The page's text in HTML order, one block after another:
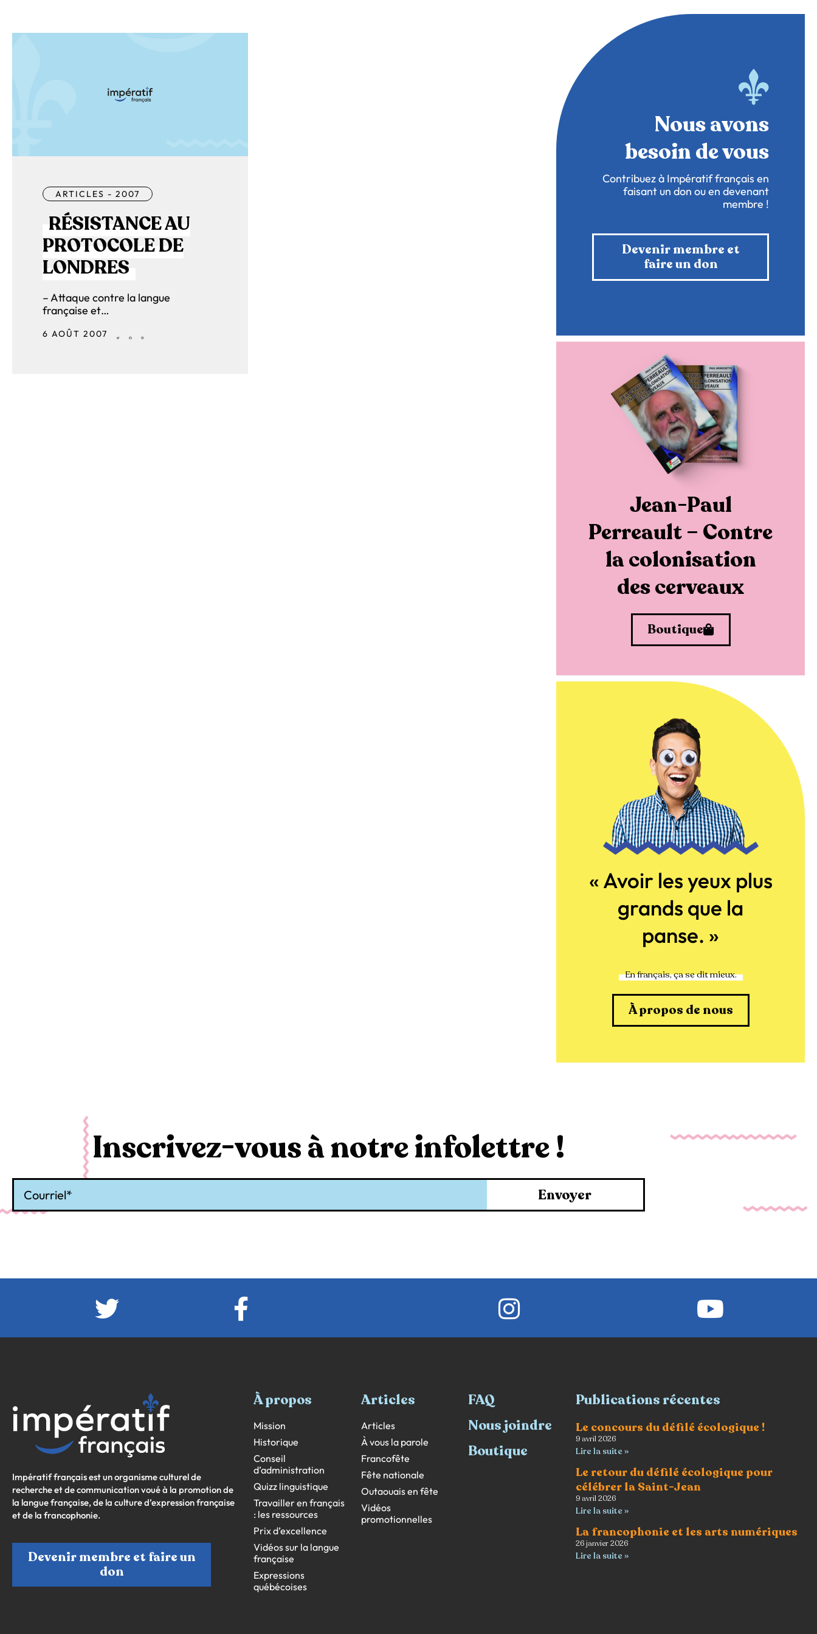
ARTICLES - 2007
RÉSISTANCE AU
PROTOCOLE DE
LONDRES
– Attaque contre la langue
française et…
6 AOÛT 2007
Nous avons
besoin de vous
Contribuez à Impératif français en
faisant un don ou en devenant
membre !
Devenir membre et
faire un don
Jean-Paul
Perreault – Contre
la colonisation
des cerveaux
Boutique
« Avoir les yeux plus
grands que la
panse. »
En français, ça se dit mieux.
À propos de nous
Inscrivez-vous à notre infolettre !
Envoyer
Impératif français est un organisme culturel de
recherche et de communication voué à la promotion de
la langue française, de la culture d’expression française
et de la francophonie.
Devenir membre et faire un
don
À propos
Mission
Historique
Conseil
d’administration
Quizz linguistique
Travailler en français
: les ressources
Prix d’excellence
Vidéos sur la langue
française
Expressions
québécoises
Articles
Articles
À vous la parole
Francofête
Fête nationale
Outaouais en fête
Vidéos
promotionnelles
FAQ
Nous joindre
Boutique
Publications récentes
Le concours du défilé écologique !
9 avril 2026
Lire la suite »
Le retour du défilé écologique pour
célébrer la Saint-Jean
9 avril 2026
Lire la suite »
La francophonie et les arts numériques
26 janvier 2026
Lire la suite »